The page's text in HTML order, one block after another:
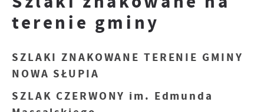
terenie gminy
SZLAKI ZNAKOWANE TERENIE GMINY
NOWA SŁUPIA
SZLAK CZERWONY im. Edmunda
Pliki cookies odpowiadają na podejmowane
przez Ciebie działania w celu m.in.
dostosowania Twoich ustawień preferencji
formularzy. Dzięki plikom cookies strona, z
której korzystasz, może działać bez
zakłóceń.
Więcej
Tego typu pliki cookies umożliwiają stronie
internetowej zapamiętanie wprowadzonych
przez Ciebie ustawień oraz personalizację
określonych funkcjonalności czy